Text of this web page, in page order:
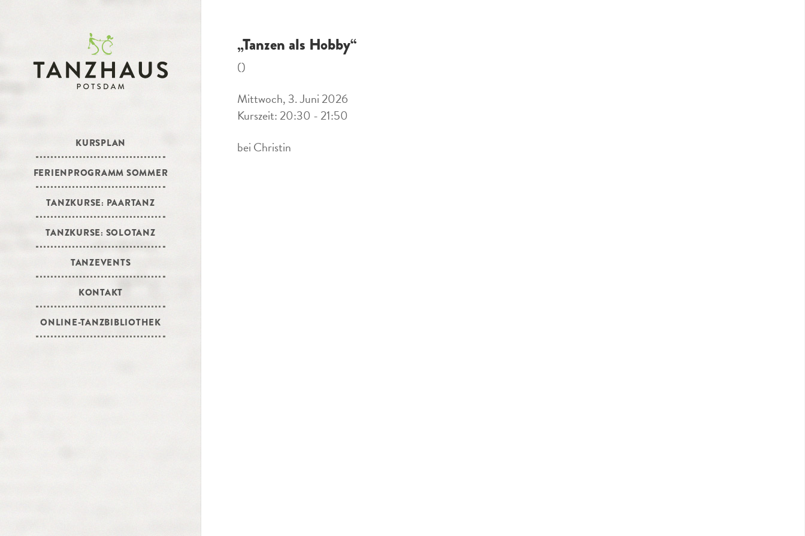
KURSPLAN
FERIENPROGRAMM SOMMER
TANZKURSE: PAARTANZ
TANZKURSE: SOLOTANZ
TANZEVENTS
KONTAKT
ONLINE-TANZBIBLIOTHEK
„Tanzen als Hobby“
()
Mittwoch, 3. Juni 2026
Kurszeit: 20:30 - 21:50
bei Christin